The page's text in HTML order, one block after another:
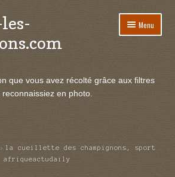
Menu
le
menu
Ouvrir
que vous avez récolté grâce aux filtres
en photo.
la cueillette des champignons, sport